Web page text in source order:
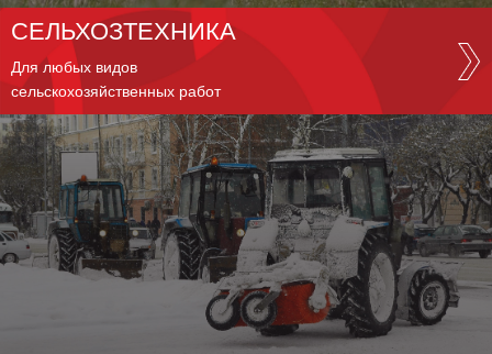
СЕЛЬХОЗТЕХНИКА
Для любых видов
сельскохозяйственных работ